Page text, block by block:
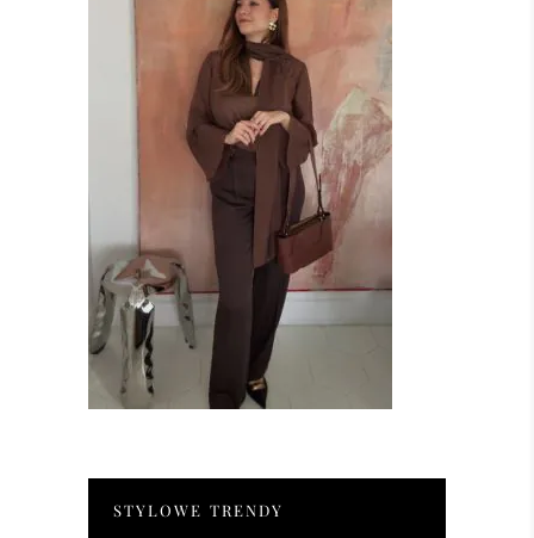
STYLOWE TRENDY